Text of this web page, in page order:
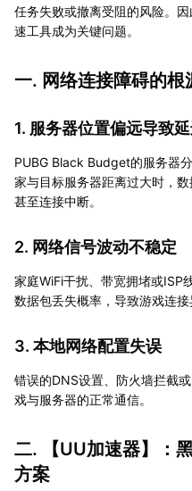
任务失败或撤离受阻的风险。
速工具成为关键问题。
一. 网络连接障碍的根
1. 服务器位置偏远导致
PUBG Black Budget的服务器
家与目标服务器距离过大时，
甚至连接中断。
2. 网络信号波动不稳定
家庭WiFi干扰、带宽拥堵或ISP
数据包丢失概率，导致游戏连接
3. 本地网络配置失误
错误的DNS设置、防火墙拦截
戏与服务器的正常通信。
二. 【UU加速器】：
方案